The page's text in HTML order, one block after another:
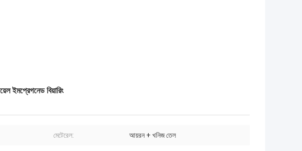
ইমপ্রেগনেড বিয়ারিং
মেটেরেল: আয়রন + খনিজ তেল